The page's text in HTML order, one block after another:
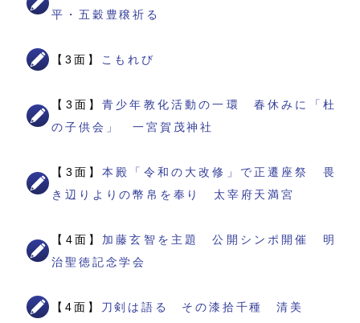
平・五穀豊穣祈る
【3面】 こもれび
【3面】青少年教化活動の一環 春休みに「杜
の子供会」 一宮賀茂神社
【3面】本殿「令和の大改修」で正遷座祭 畏
き辺りよりの幣帛を奉り 太宰府天満宮
【4面】 加藤玄智を主題 公開シンポ開催 明
治聖徳記念学会
【4面】 刀剣は語る その漆拾千種 清美